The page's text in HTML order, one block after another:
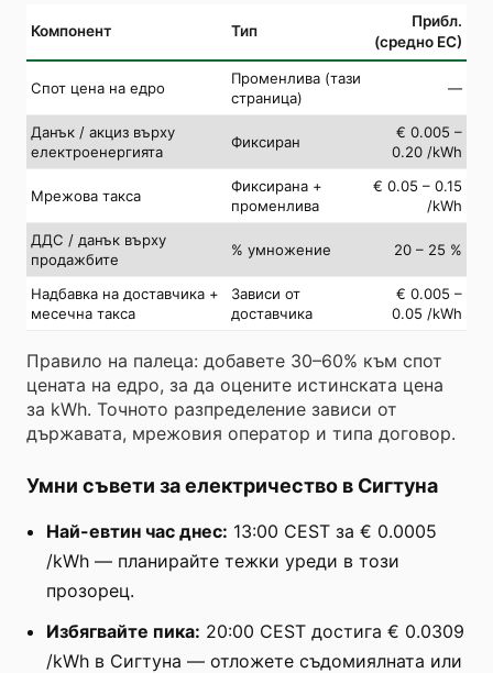
Компонент Тип
Прибл.
(средно ЕС)
Спот цена на едро
Променлива (тази
страница)
—
Данък / акциз върху
електроенергията
Фиксиран
€ 0.005 –
0.20 /kWh
Мрежова такса
Фиксирана +
променлива
€ 0.05 – 0.15
/kWh
ДДС / данък върху
продажбите
% умножение 20 – 25 %
Надбавка на доставчика +
месечна такса
Зависи от
доставчика
€ 0.005 –
0.05 /kWh
Правило на палеца: добавете 30–60% към спот
цената на едро, за да оцените истинската цена
за kWh. Точното разпределение зависи от
държавата, мрежовия оператор и типа договор.
Умни съвети за електричество в Сигтуна
Най-евтин час днес: 13:00 CEST за € 0.0005
/kWh — планирайте тежки уреди в този
прозорец.
Избягвайте пика: 20:00 CEST достига € 0.0309
/kWh в Сигтуна — отложете съдомиялната или